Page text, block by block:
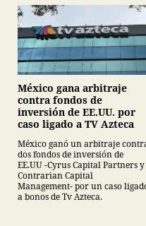
México gana arbitraje
contra fondos de
inversión de EE.UU. por
caso ligado a TV Azteca
México ganó un arbitraje
dos fondos de inversión de
EE.UU -Cyrus Capital Partners y
Contrarian Capital
Management- por un caso
a bonos de Tv Azteca.